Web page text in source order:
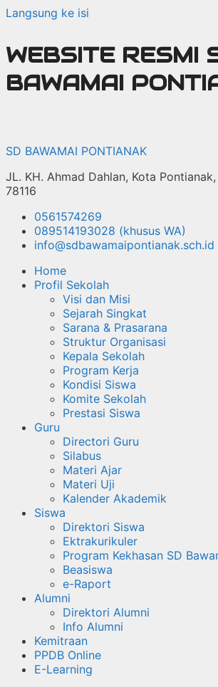
Langsung ke isi
WEBSITE RESMI
BAWAMAI
SD BAWAMAI PONTIANAK
JL. KH. Ahmad Dahlan, Kota
78116
0561574269
089514193028 (khusus WA)
info@sdbawamaipontianak.sch.id
Home
Profil Sekolah
Visi dan Misi
Sejarah Singkat
Sarana & Prasarana
Struktur Organisasi
Kepala Sekolah
Program Kerja
Kondisi Siswa
Komite Sekolah
Prestasi Siswa
Guru
Directori Guru
Silabus
Materi Ajar
Materi Uji
Kalender Akademik
Siswa
Direktori Siswa
Ektrakurikuler
Program Kekhasan SD
Beasiswa
e-Raport
Alumni
Direktori Alumni
Info Alumni
Kemitraan
PPDB Online
E-Learning